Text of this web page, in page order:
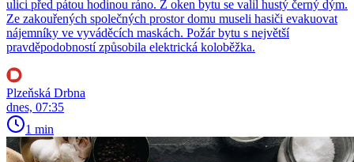
ulici před pátou hodinou ráno. Z oken bytu se valil hustý černý dým.
Ze zakouřených společných prostor domu museli hasiči evakuovat
nájemníky ve vyváděcích maskách. Požár bytu s největší
pravděpodobností způsobila elektrická koloběžka.
Plzeňská Drbna
dnes, 07:35
1 min